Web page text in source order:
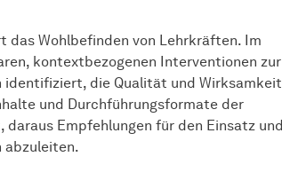
das Wohlbefinden von Lehrkräften. Im
kontextbezogenen Interventionen zur
identifiziert, die Qualität und Wirksamkeit
und Durchführungsformate der
Empfehlungen für den Einsatz und
abzuleiten.